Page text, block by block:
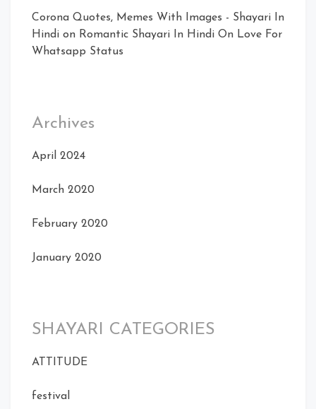
Corona Quotes, Memes With Images - Shayari In
Hindi on Romantic Shayari In Hindi On Love For
Whatsapp Status
Archives
April 2024
March 2020
February 2020
January 2020
SHAYARI CATEGORIES
ATTITUDE
festival